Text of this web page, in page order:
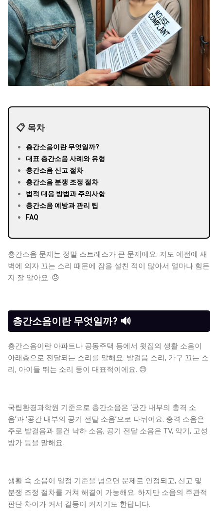
📋 목차
층간소음이란 무엇일까?
대표 층간소음 사례와 유형
층간소음 신고 절차
층간소음 분쟁 조정 절차
법적 대응 방법과 주의사항
층간소음 예방과 관리 팁
FAQ
층간소음 문제는 정말 스트레스가 큰 문제예요. 저도 예전에 새
벽에 의자 끄는 소리 때문에 잠을 설친 적이 많아서 얼마나 힘든
지 잘 알아요. 😓
층간소음이란 무엇일까? 🔊
층간소음이란 아파트나 공동주택 등에서 윗집의 생활 소음이
아래층으로 전달되는 소리를 말해요. 발걸음 소리, 가구 끄는 소
리, 아이들 뛰는 소리 등이 대표적이에요. 😓
국립환경과학원 기준으로 층간소음은 ‘공간 내부의 충격 소
음’과 ‘공간 내부의 공기 전달 소음’으로 나뉘어요. 충격 소음은
주로 발걸음과 물건 낙하 소음, 공기 전달 소음은 TV, 악기, 고성
방가 등을 말해요.
생활 속 소음이 일정 기준을 넘으면 문제로 인정되고, 신고 및
분쟁 조정 절차를 거쳐 해결이 가능해요. 하지만 소음의 주관적
판단 차이가 커서 갈등이 커지기도 한답니다.